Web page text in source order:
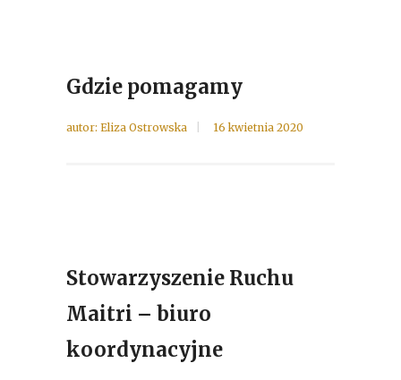
Gdzie pomagamy
autor: Eliza Ostrowska 16 kwietnia 2020
Stowarzyszenie Ruchu
Maitri – biuro
koordynacyjne